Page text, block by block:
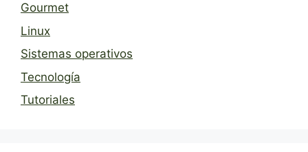
Gourmet
Linux
Sistemas operativos
Tecnología
Tutoriales